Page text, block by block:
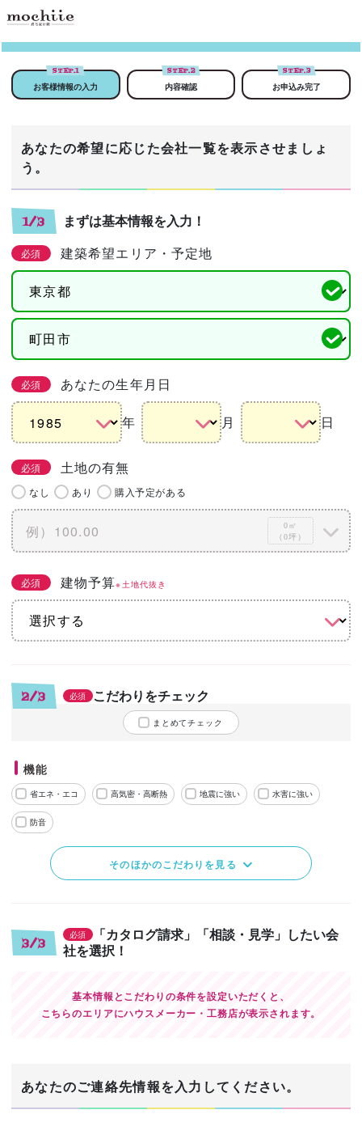
STEP.1
お客様情報の入力
STEP.2
内容確認
STEP.3
お申込み完了
あなたの希望に応じた会社一覧を表示させましょ
う。
1/3 まずは基本情報を入力！
必須 建築希望エリア・予定地
必須 あなたの生年月日
年 月 日
必須 土地の有無
なし あり 購入予定がある
0㎡
（0坪）
必須 建物予算※土地代抜き
2/3 必須 こだわりをチェック
まとめてチェック
機能
省エネ・エコ 高気密・高断熱 地震に強い 水害に強い
防音
そのほかのこだわりを見る
3/3
必須
「カタログ請求」「相談・見学」したい会
社を選択！
基本情報とこだわりの条件を設定いただくと、
こちらのエリアにハウスメーカー・工務店が表示されます。
あなたのご連絡先情報を入力してください。